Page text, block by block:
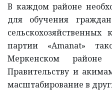
В каждом районе
для обучения
партии «Amanat»
Меркенском районе
Правительству и
масштабирование в